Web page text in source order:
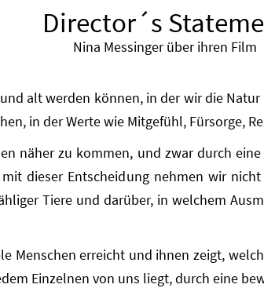
Director´s
Nina Messinger über ihren Film
alt werden können, in der wir die
in der Werte wie Mitgefühl, Fürsorge,
näher zu kommen, und zwar durch
dieser Entscheidung nehmen wir
Tiere und darüber, in welchem
Menschen erreicht und ihnen zeigt,
Einzelnen von uns liegt, durch eine